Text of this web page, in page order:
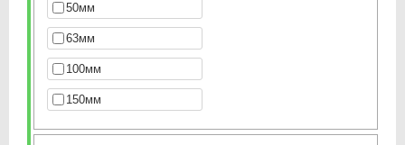
50мм
63мм
100мм
150мм